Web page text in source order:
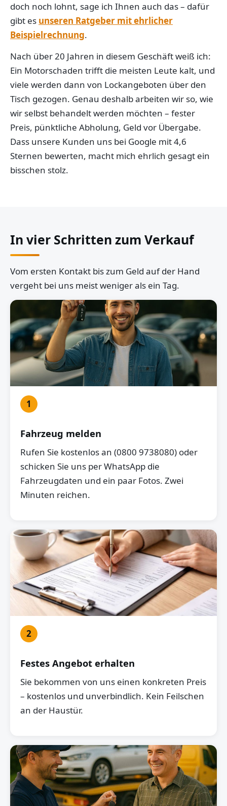
doch noch lohnt, sage ich Ihnen auch das – dafür
gibt es unseren Ratgeber mit ehrlicher
Beispielrechnung.
Nach über 20 Jahren in diesem Geschäft weiß ich:
Ein Motorschaden trifft die meisten Leute kalt, und
viele werden dann von Lockangeboten über den
Tisch gezogen. Genau deshalb arbeiten wir so, wie
wir selbst behandelt werden möchten – fester
Preis, pünktliche Abholung, Geld vor Übergabe.
Dass unsere Kunden uns bei Google mit 4,6
Sternen bewerten, macht mich ehrlich gesagt ein
bisschen stolz.
In vier Schritten zum Verkauf
Vom ersten Kontakt bis zum Geld auf der Hand
vergeht bei uns meist weniger als ein Tag.
1
Fahrzeug melden
Rufen Sie kostenlos an (0800 9738080) oder
schicken Sie uns per WhatsApp die
Fahrzeugdaten und ein paar Fotos. Zwei
Minuten reichen.
2
Festes Angebot erhalten
Sie bekommen von uns einen konkreten Preis
– kostenlos und unverbindlich. Kein Feilschen
an der Haustür.